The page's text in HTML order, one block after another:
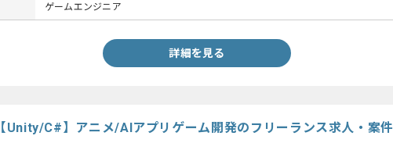
ゲームエンジニア
詳細を見る
【Unity/C#】アニメ/AIアプリゲーム開発のフリーランス求人・案件